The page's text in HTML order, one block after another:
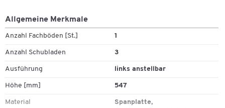
Der Türanschlag befindet sich entweder rechts oder links – so
können Sie je nach gewünschter Aufstellposition die passende
Ausführung wählen. Vier robuste Rollen erlauben jederzeit einen
bequemen Standortwechsel. Zwei der Rollen sind mit einer Bremse
Das Sideboard steht Ihnen mit verschiedenen Oberflächenfarben
finden Sie zahlreiche Holzdekore, sodass sich das neue Möbelstück
Allgemeine Merkmale
Anzahl Fachböden [St.] 1
Anzahl Schubladen 3
Ausführung links anstellbar
Höhe [mm] 547
Material
Spanplatte,